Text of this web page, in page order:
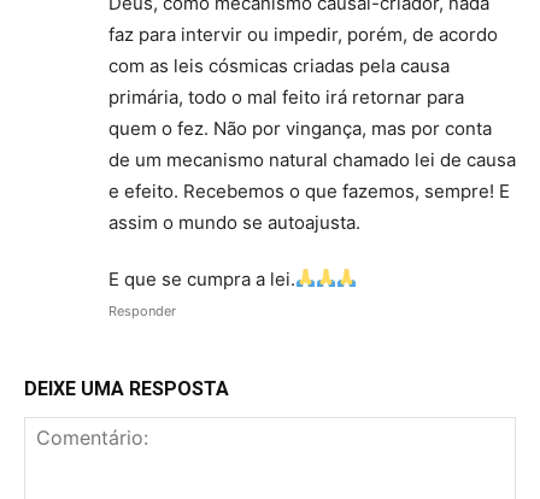
faz para intervir ou impedir, porém, de acordo
com as leis cósmicas criadas pela causa
primária, todo o mal feito irá retornar para
quem o fez. Não por vingança, mas por conta
de um mecanismo natural chamado lei de causa
e efeito. Recebemos o que fazemos, sempre! E
assim o mundo se autoajusta.
E que se cumpra a lei.
Responder
DEIXE UMA RESPOSTA